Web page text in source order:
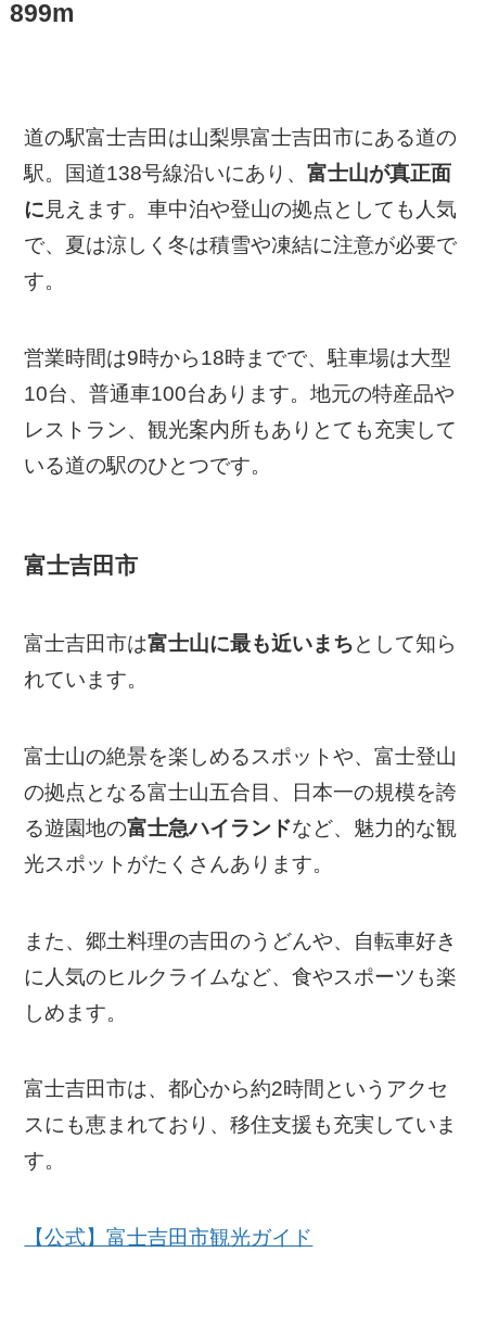
899m
道の駅富士吉田は山梨県富士吉田市にある道の
駅。国道138号線沿いにあり、富士山が真正面
に 見えます。車中泊や登山の拠点としても人気
で、夏は涼しく冬は積雪や凍結に注意が必要で
す。
営業時間は9時から18時までで、駐車場は大型
10台、普通車100台あります。地元の特産品や
レストラン、観光案内所もありとても充実して
いる道の駅のひとつです。
富士吉田市
富士吉田市は富士山に最も近いまちとして知ら
れています。
富士山の絶景を楽しめるスポットや、富士登山
の拠点となる富士山五合目、日本一の規模を誇
る遊園地の富士急ハイランドなど、魅力的な観
光スポットがたくさんあります。
また、郷土料理の吉田のうどんや、自転車好き
に人気のヒルクライムなど、食やスポーツも楽
しめます。
富士吉田市は、都心から約2時間というアクセ
スにも恵まれており、移住支援も充実していま
す。
【公式】富士吉田市観光ガイド